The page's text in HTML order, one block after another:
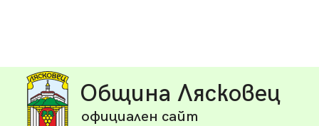
Община Лясковец
официален сайт